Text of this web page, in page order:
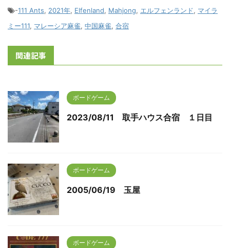
-111 Ants, 2021年, Elfenland, Mahjong, エルフェンランド, マイラ
ミー111, マレーシア麻雀, 中国麻雀, 合宿
関連記事
ボードゲーム
2023/08/11 取手ハウス合宿 １日目
ボードゲーム
2005/06/19 玉屋
ボードゲーム